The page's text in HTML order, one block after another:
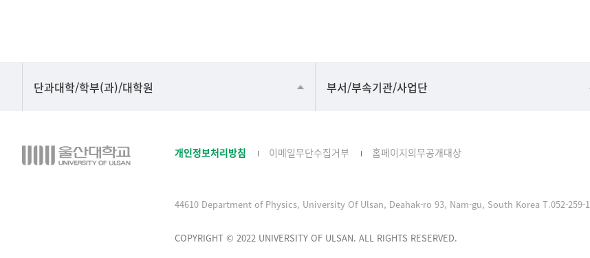
단과대학/학부(과)/대학원
▷일본어·일본학과
부서/부속기관/사업단
교무처교직팀
국제교류처
기초과학연구소
개인정보처리방침 이메일무단수집거부 홈페이지의무공개대상
44610 Department of Physics, University Of Ulsan, Deahak-ro 93, Nam-gu, South Korea T.052-259-
COPYRIGHT © 2022 UNIVERSITY OF ULSAN. ALL RIGHTS RESERVED.